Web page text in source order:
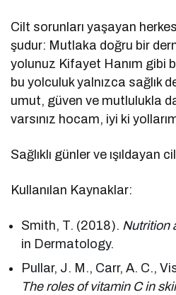
Cilt sorunları yaşayan
şudur: Mutlaka doğru bir
yolunuz Kifayet Hanım gibi
bu yolculuk yalnızca sağlık
umut, güven ve mutlulukla
varsınız hocam, iyi ki
Sağlıklı günler ve ışıldayan
Kullanılan Kaynaklar:
Smith, T. (2018). Nutrition
in Dermatology.
Pullar, J. M., Carr, A. C.,
The roles of vitamin C in